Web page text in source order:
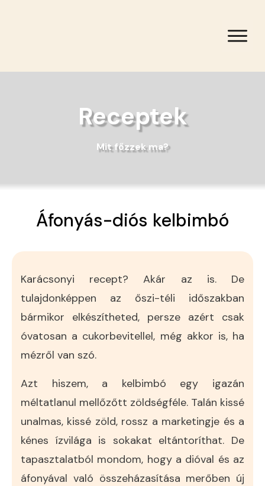
Receptek
Mit főzzek ma?
Áfonyás-diós kelbimbó
Karácsonyi recept? Akár az is. De
tulajdonképpen az őszi-téli időszakban
bármikor elkészítheted, persze azért csak
óvatosan a cukorbevitellel, még akkor is, ha
mézről van szó.
Azt hiszem, a kelbimbó egy igazán
méltatlanul mellőzőtt zöldségféle. Talán kissé
unalmas, kissé zöld, rossz a marketingje és a
kénes ízvilága is sokakat eltántoríthat. De
tapasztalatból mondom, hogy a dióval és az
áfonyával való összeházasítása merőben új